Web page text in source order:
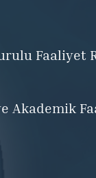
Faaliyet
Akademik